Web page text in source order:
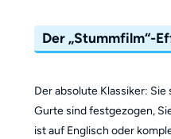
Der „Stummfilm“-
Der absolute Klassiker:
Gurte sind festgezogen,
ist auf Englisch oder